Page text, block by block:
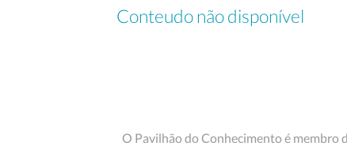
Conteudo não disponível
O Pavilhão do Conhecimento é membro